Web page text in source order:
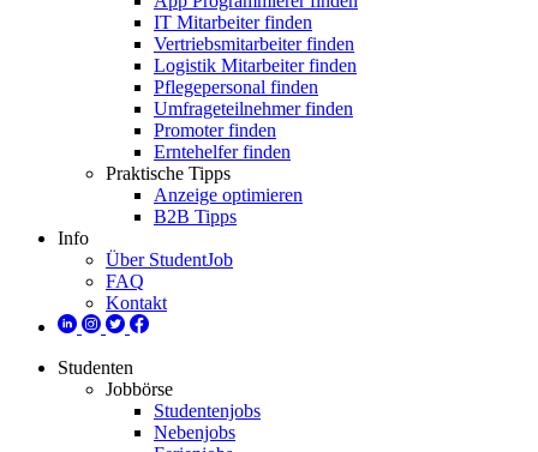
IT Mitarbeiter finden
Vertriebsmitarbeiter finden
Logistik Mitarbeiter finden
Pflegepersonal finden
Umfrageteilnehmer finden
Promoter finden
Erntehelfer finden
Praktische Tipps
Anzeige optimieren
B2B Tipps
Info
Über StudentJob
FAQ
Kontakt
Studenten
Jobbörse
Studentenjobs
Nebenjobs